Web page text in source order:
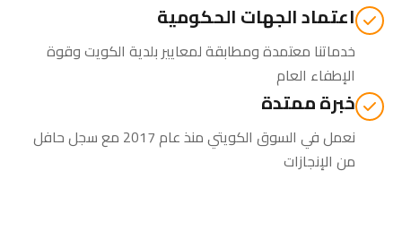
اعتماد الجهات الحكومية
خدماتنا معتمدة ومطابقة لمعايير بلدية الكويت وقوة
الإطفاء العام
خبرة ممتدة
نعمل في السوق الكويتي منذ عام 2017 مع سجل حافل
من الإنجازات